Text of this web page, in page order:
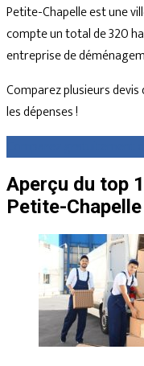
Petite-Chapelle est une
compte un total de 320
entreprise de
Comparez plusieurs
les dépenses !
Aperçu du top
Petite-